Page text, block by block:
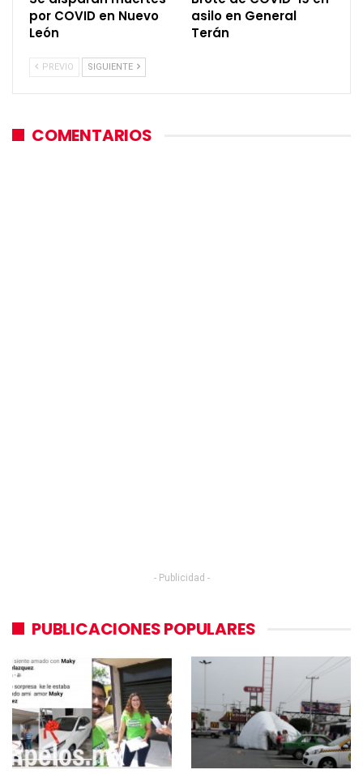
por COVID en Nuevo
León
asilo en General
Terán
PREVIO SIGUIENTE
COMENTARIOS
- Publicidad -
PUBLICACIONES POPULARES